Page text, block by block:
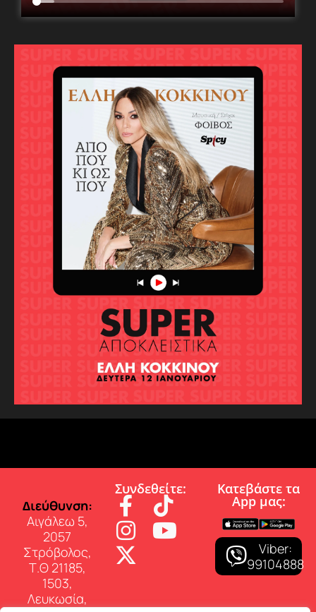
∆ιεύθυνση:
Αιγάλεω 5,
2057
Στρόβολος,
Τ.Θ 21185,
1503,
Λευκωσία,
Συνδεθείτε: Κατεβάστε τα
App µας:
Viber:
99104888